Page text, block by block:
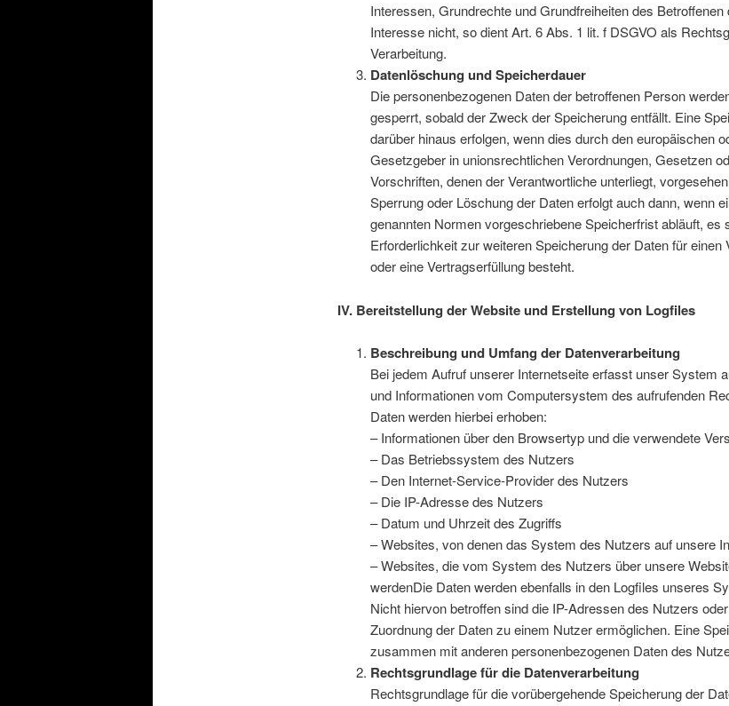
Interessen, Grundrechte und Grundfreiheiten des
Interesse nicht, so dient Art. 6 Abs. 1 lit. f DSGVO als
Verarbeitung.
Datenlöschung und Speicherdauer
Die personenbezogenen Daten der betroffenen Person
gesperrt, sobald der Zweck der Speicherung entfällt. Eine
darüber hinaus erfolgen, wenn dies durch den europäischen
Gesetzgeber in unionsrechtlichen Verordnungen, Gesetzen
Vorschriften, denen der Verantwortliche unterliegt,
Sperrung oder Löschung der Daten erfolgt auch dann, wenn
genannten Normen vorgeschriebene Speicherfrist abläuft, es
Erforderlichkeit zur weiteren Speicherung der Daten für einen
oder eine Vertragserfüllung besteht.
IV. Bereitstellung der Website und Erstellung von Logfiles
Beschreibung und Umfang der Datenverarbeitung
Bei jedem Aufruf unserer Internetseite erfasst unser System
und Informationen vom Computersystem des aufrufenden
Daten werden hierbei erhoben:
– Informationen über den Browsertyp und die verwendete
– Das Betriebssystem des Nutzers
– Den Internet-Service-Provider des Nutzers
– Die IP-Adresse des Nutzers
– Datum und Uhrzeit des Zugriffs
– Websites, von denen das System des Nutzers auf unsere
– Websites, die vom System des Nutzers über unsere
werdenDie Daten werden ebenfalls in den Logfiles unseres
Nicht hiervon betroffen sind die IP-Adressen des Nutzers
Zuordnung der Daten zu einem Nutzer ermöglichen. Eine
zusammen mit anderen personenbezogenen Daten des
Rechtsgrundlage für die Datenverarbeitung
Rechtsgrundlage für die vorübergehende Speicherung der